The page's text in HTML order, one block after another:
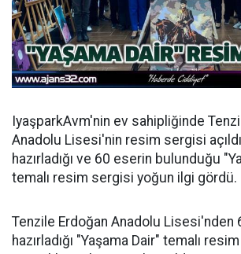
IyaşparkAvm'nin ev sahipliğinde
Anadolu Lisesi'nin resim sergisi
hazırladığı ve 60 eserin bulunduğu
temalı resim sergisi yoğun ilgi gördü.
Tenzile Erdoğan Anadolu Lisesi'nden
hazırladığı "Yaşama Dair" temalı